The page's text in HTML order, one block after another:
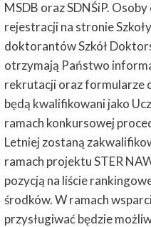
MSDB oraz SDNŚiP.
rejestracji na stronie
doktorantów Szkół
otrzymają Państwo
rekrutacji oraz formularze
będą kwalifikowani jako
ramach konkursowej
Letniej zostaną
ramach projektu STER
pozycją na liście
środków. W ramach
przysługiwać będzie